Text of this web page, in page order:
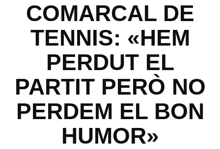
COMARCAL DE
TENNIS: «HEM
PERDUT EL
PARTIT PERÒ NO
PERDEM EL BON
HUMOR»